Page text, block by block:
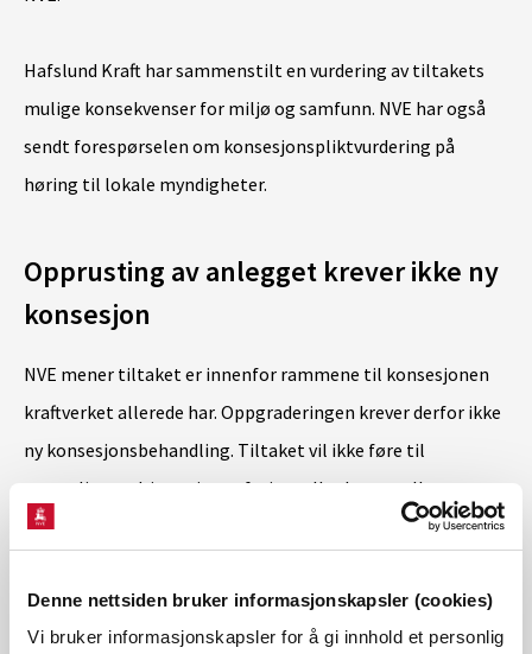
Denne nettsiden bruker informasjonskapsler (cookies)
Vi bruker informasjonskapsler for å gi innhold et personlig
Hafslund Kraft har sammenstilt en vurdering av tiltakets
mulige konsekvenser for miljø og samfunn. NVE har også
sendt forespørselen om konsesjonspliktvurdering på
høring til lokale myndigheter.
Opprusting av anlegget krever ikke ny
konsesjon
NVE mener tiltaket er innenfor rammene til konsesjonen
kraftverket allerede har. Oppgraderingen krever derfor ikke
ny konsesjonsbehandling. Tiltaket vil ikke føre til
vesentlige endringer i vannføring, eller berøre allmenne
interesser i vesentlig grad.
–Da vi vurderte konsesjonsplikt, var fiskevandring forbi
kraftverket det mest sentrale temaet. Vi mener at